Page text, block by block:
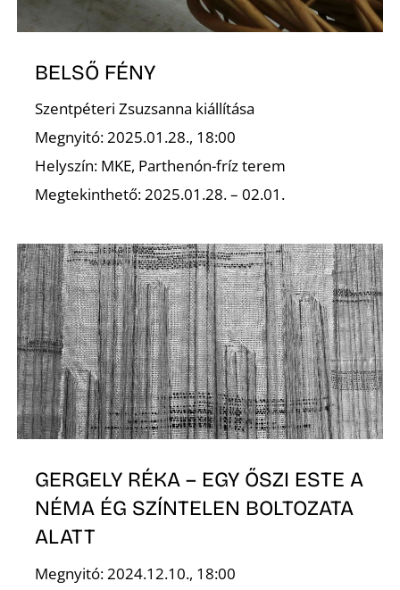
BELSŐ FÉNY
Szentpéteri Zsuzsanna kiállítása
Megnyitó: 2025.01.28., 18:00
Helyszín: MKE, Parthenón-fríz terem
Megtekinthető: 2025.01.28. – 02.01.
GERGELY RÉKA – EGY ŐSZI ESTE A
NÉMA ÉG SZÍNTELEN BOLTOZATA
ALATT
Megnyitó: 2024.12.10., 18:00